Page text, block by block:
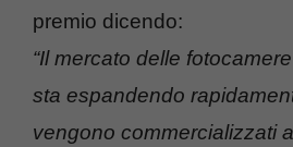
premio dicendo:
“Il mercato delle
sta espandendo
vengono commercializzati